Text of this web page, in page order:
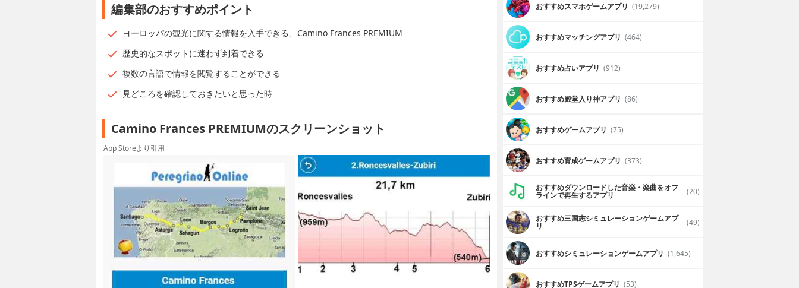
編集部のおすすめポイント
ヨーロッパの観光に関する情報を入手できる、Camino Frances PREMIUM
歴史的なスポットに迷わず到着できる
複数の言語で情報を閲覧することができる
見どころを確認しておきたいと思った時
Camino Frances PREMIUMのスクリーンショット
App Storeより引用
おすすめスマホゲームアプリ (19,279)
おすすめマッチングアプリ (464)
おすすめ占いアプリ (912)
おすすめ殿堂入り神アプリ (86)
おすすめゲームアプリ (75)
おすすめ育成ゲームアプリ (373)
おすすめダウンロードした音楽・楽曲をオフ
ラインで再生するアプリ (20)
おすすめ三国志シミュレーションゲームアプ
リ (49)
おすすめシミュレーションゲームアプリ (1,645)
おすすめTPSゲームアプリ (53)